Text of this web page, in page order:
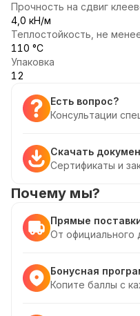
Прочность на сдвиг
4,0 кН/м
Теплостойкость, не
110 °С
Упаковка
12
Есть вопрос?
Консультации
Скачать
Сертификаты и
Почему мы?
Прямые
От официального
Бонусная
Копите баллы с